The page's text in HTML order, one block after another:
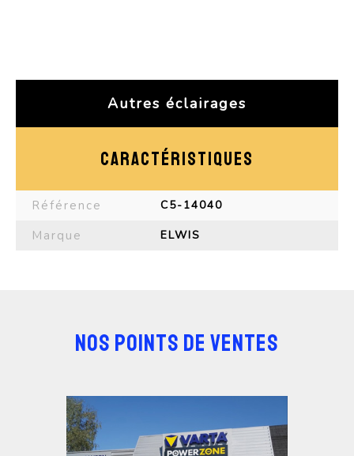
Autres éclairages
CARACTÉRISTIQUES
Référence C5-14040
Marque ELWIS
NOS POINTS DE VENTES